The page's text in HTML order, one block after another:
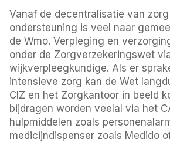
Vanaf de decentralisatie van
ondersteuning is veel naar
de Wmo. Verpleging en
onder de Zorgverzekeringswet
wijkverpleegkundige. Als er
intensieve zorg kan de Wet
CIZ en het Zorgkantoor in beeld
bijdragen worden veelal via het
hulpmiddelen zoals
medicijndispenser zoals Medido